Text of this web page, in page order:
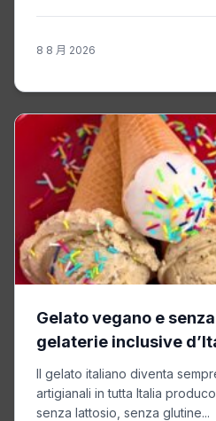
8 8 月 2026
Gelato vegano e
gelaterie inclusive
Il gelato italiano diventa
artigianali in tutta Italia
senza lattosio, senza glutine...